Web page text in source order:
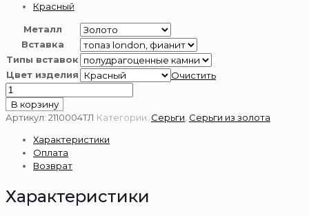
Красный
Металл
Вставка
Типы вставок
Цвет изделия
Очистить
Количество
товара
Серьги
золота
пробы
В корзину
Артикул: 2110004ТЛ Категории: Серьги Серьги из золота
Характеристики
Оплата
Возврат
Характеристики